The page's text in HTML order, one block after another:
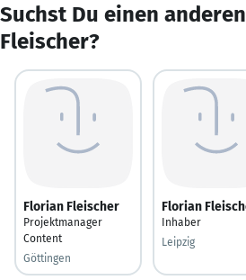
Suchst Du einen
Fleischer?
Florian Fleischer
Projektmanager
Content
Göttingen
Florian
Inhaber
Leipzig